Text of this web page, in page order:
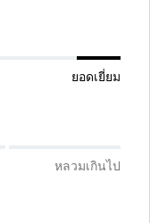
ยอดเยี่ยม
หลวมเกินไป